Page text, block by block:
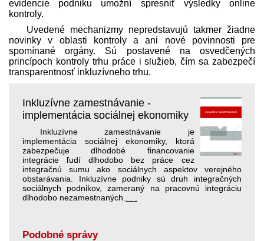
evidencie podniku umožní spresniť výsledky online
kontroly.
Uvedené mechanizmy nepredstavujú takmer žiadne
novinky v oblasti kontroly a ani nové povinnosti pre
spomínané orgány. Sú postavené na osvedčených
princípoch kontroly trhu práce i služieb, čím sa zabezpečí
transparentnosť inkluzívneho trhu.
Inkluzívne zamestnávanie -
implementácia sociálnej ekonomiky
Inkluzívne zamestnávanie je
implementácia sociálnej ekonomiky, ktorá
zabezpečuje dlhodobé financovanie
integrácie ľudí dlhodobo bez práce cez
integračnú sumu ako sociálnych aspektov verejného
obstarávania. Inkluzívne podniky sú druh integračných
sociálnych podnikov, zameraný na pracovnú integráciu
dlhodobo nezamestnaných.
Podobné správy